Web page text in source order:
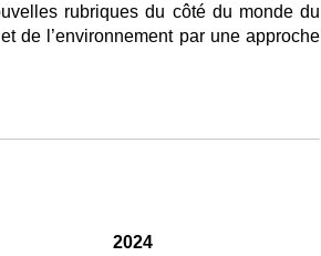
rubriques du côté du monde du
de l’environnement par une approche
2024